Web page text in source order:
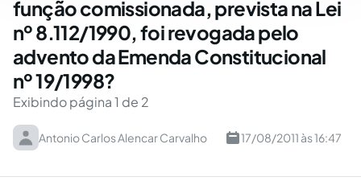
função comissionada, prevista na Lei
nº 8.112/1990, foi revogada pelo
advento da Emenda Constitucional
nº 19/1998?
Exibindo página 1 de 2
Antonio Carlos Alencar Carvalho 17/08/2011 às 16:47